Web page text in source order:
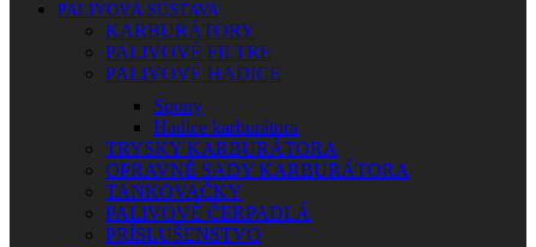
PALIVOVÁ SÚSTAVA
KARBURÁTORY
PALIVOVÉ FILTRE
PALIVOVÉ HADICE
Spony
Hadice karburátora
TRYSKY KARBURÁTORA
OPRAVNÉ SADY KARBURÁTORA
TANKOVAČKY
PALIVOVÉ ČERPADLÁ
PRÍSLUŠENSTVO